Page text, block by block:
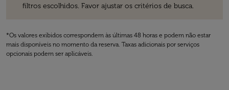
filtros escolhidos. Favor ajustar os critérios de busca.
*Os valores exibidos correspondem às últimas 48 horas e podem não estar
mais disponíveis no momento da reserva. Taxas adicionais por serviços
opcionais podem ser aplicáveis.